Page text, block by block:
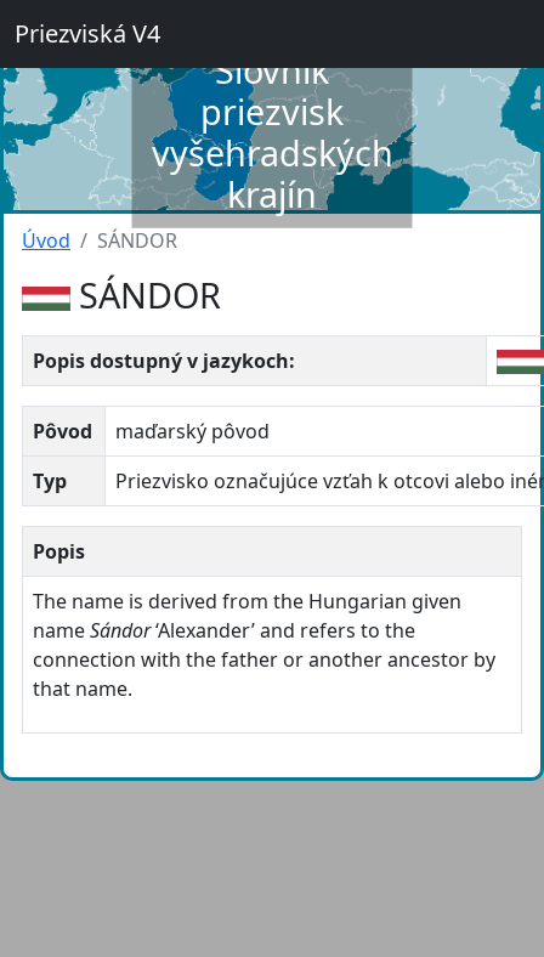
Priezviská V4
Slovník
priezvisk
vyšehradských
krajín
Úvod SÁNDOR
SÁNDOR
Popis dostupný v jazykoch:
Pôvod
maďarský pôvod
Typ
Priezvisko označujúce vzťah k otcovi alebo
Popis
The name is derived from the Hungarian given
nameSándor‘Alexander’ and refers to the
connection with the father or another ancestor by
that name.